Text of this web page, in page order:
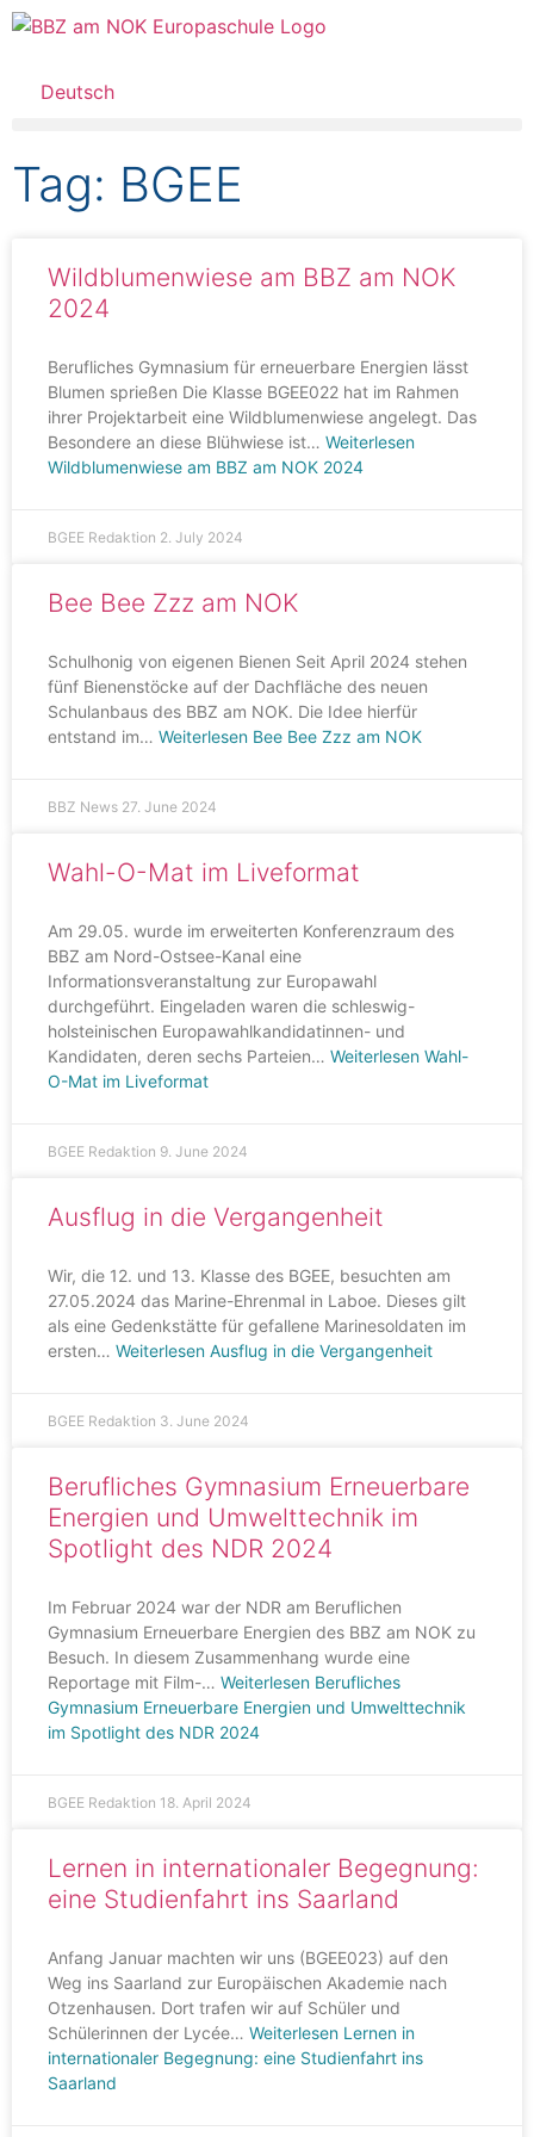
Deutsch
Tag: BGEE
Wildblumenwiese am BBZ am NOK
2024
Berufliches Gymnasium für erneuerbare Energien lässt
Blumen sprießen Die Klasse BGEE022 hat im Rahmen
ihrer Projektarbeit eine Wildblumenwiese angelegt. Das
Besondere an diese Blühwiese ist… Weiterlesen
Wildblumenwiese am BBZ am NOK 2024
BGEE Redaktion 2. July 2024
Bee Bee Zzz am NOK
Schulhonig von eigenen Bienen Seit April 2024 stehen
fünf Bienenstöcke auf der Dachfläche des neuen
Schulanbaus des BBZ am NOK. Die Idee hierfür
entstand im… Weiterlesen Bee Bee Zzz am NOK
BBZ News 27. June 2024
Wahl-O-Mat im Liveformat
Am 29.05. wurde im erweiterten Konferenzraum des
BBZ am Nord-Ostsee-Kanal eine
Informationsveranstaltung zur Europawahl
durchgeführt. Eingeladen waren die schleswig-
holsteinischen Europawahlkandidatinnen- und
Kandidaten, deren sechs Parteien… Weiterlesen Wahl-
O-Mat im Liveformat
BGEE Redaktion 9. June 2024
Ausflug in die Vergangenheit
Wir, die 12. und 13. Klasse des BGEE, besuchten am
27.05.2024 das Marine-Ehrenmal in Laboe. Dieses gilt
als eine Gedenkstätte für gefallene Marinesoldaten im
ersten… Weiterlesen Ausflug in die Vergangenheit
BGEE Redaktion 3. June 2024
Berufliches Gymnasium Erneuerbare
Energien und Umwelttechnik im
Spotlight des NDR 2024
Im Februar 2024 war der NDR am Beruflichen
Gymnasium Erneuerbare Energien des BBZ am NOK zu
Besuch. In diesem Zusammenhang wurde eine
Reportage mit Film-… Weiterlesen Berufliches
Gymnasium Erneuerbare Energien und Umwelttechnik
im Spotlight des NDR 2024
BGEE Redaktion 18. April 2024
Lernen in internationaler Begegnung:
eine Studienfahrt ins Saarland
Anfang Januar machten wir uns (BGEE023) auf den
Weg ins Saarland zur Europäischen Akademie nach
Otzenhausen. Dort trafen wir auf Schüler und
Schülerinnen der Lycée… Weiterlesen Lernen in
internationaler Begegnung: eine Studienfahrt ins
Saarland